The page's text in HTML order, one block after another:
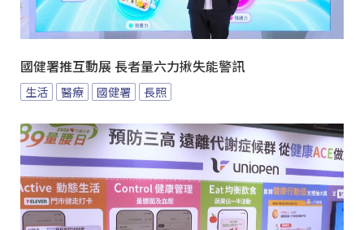
國健署推互動展 長者量六力揪失能警訊
生活 醫療 國健署 長照